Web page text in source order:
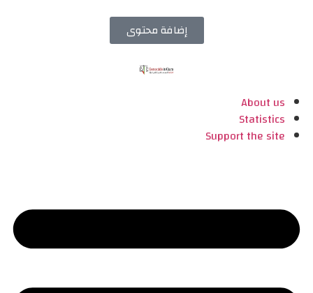
إضافة محتوى
About us
Statistics
Support the site